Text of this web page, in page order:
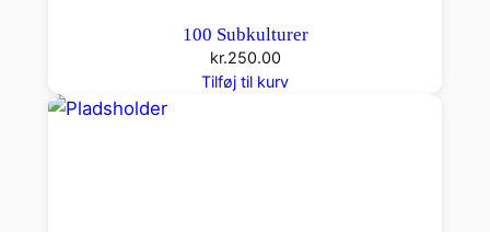
100 Subkulturer
kr.250.00
Tilføj til kurv